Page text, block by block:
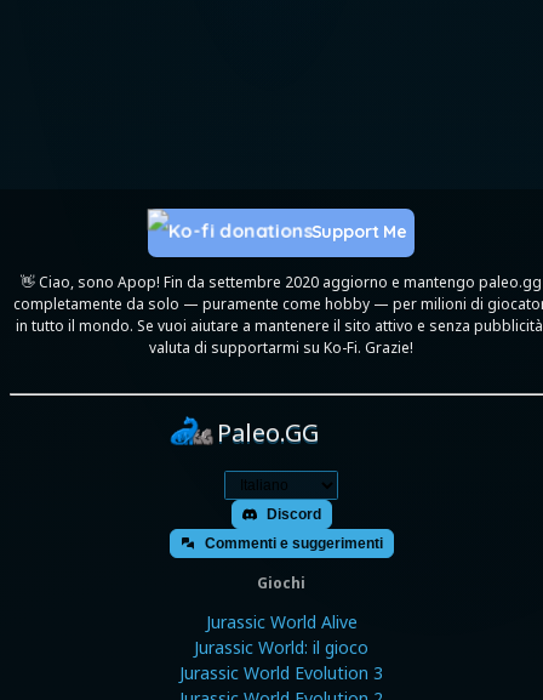
👋 Ciao, sono Apop! Fin da settembre 2020 aggiorno e mantengo paleo.gg
completamente da solo — puramente come hobby — per milioni di
in tutto il mondo. Se vuoi aiutare a mantenere il sito attivo e senza
valuta di supportarmi su Ko-Fi. Grazie!
Support Me
Paleo.GG
Discord
Commenti e suggerimenti
Giochi
Jurassic World Alive
Jurassic World: il gioco
Jurassic World Evolution 3